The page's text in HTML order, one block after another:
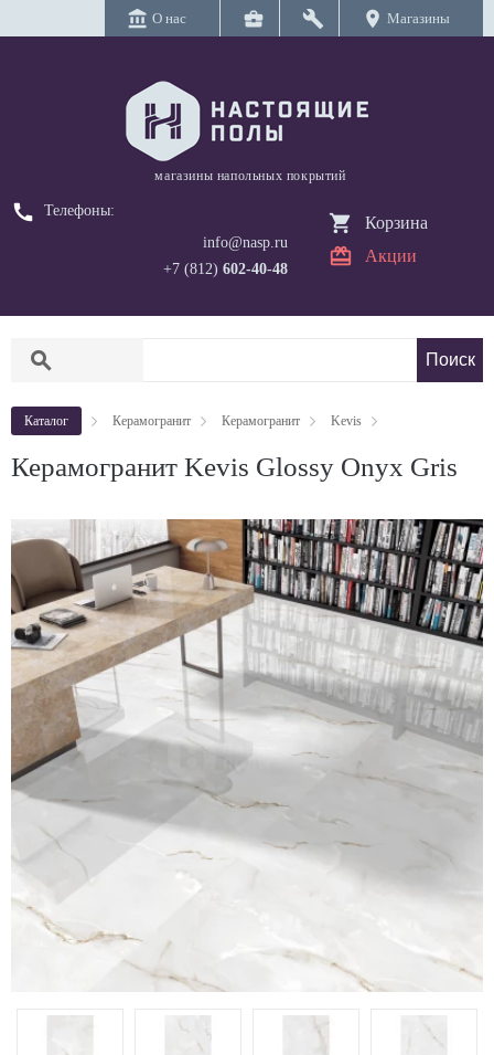
account_balance О нас business_center build location_on Магазины
магазины напольных покрытий
call
Телефоны:
info@nasp.ru
+7 (812) 602-40-48
Корзина
Акции
search
Каталог Керамогранит Керамогранит Kevis
Керамогранит Kevis Glossy Onyx Gris